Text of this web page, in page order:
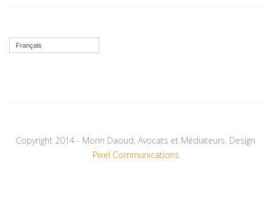
Français
Copyright 2014 - Morin Daoud, Avocats et Médiateurs. Design
Pixel Communications